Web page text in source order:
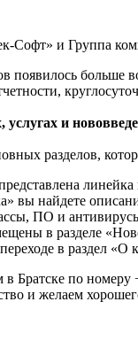
и Группа
появилось
и
разделов,
вы найдете
ПО и
в разделе
в раздел
в Братске по номеру
и желаем